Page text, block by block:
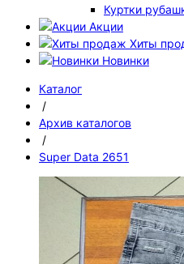
Куртки
Акции
Хиты
Новинки
Каталог
/
Архив каталогов
/
Super Data 2651